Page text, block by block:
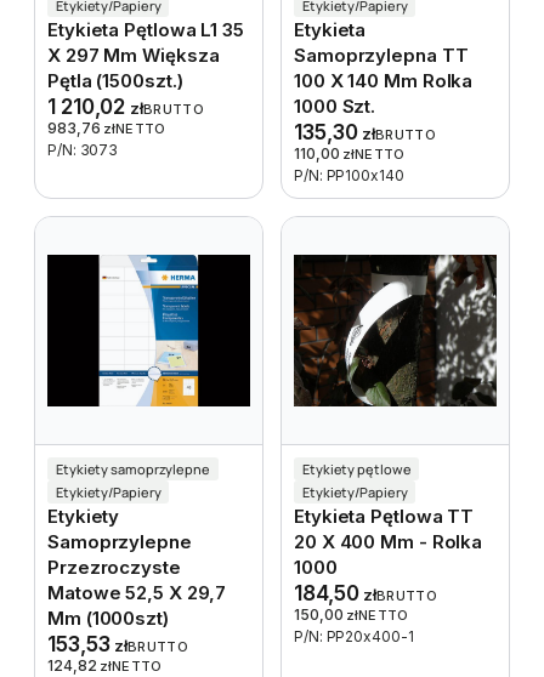
Etykiety/Papiery
Etykieta Pętlowa L1 35
X 297 Mm Większa
Pętla (1500szt.)
1 210,02 złBRUTTO
983,76 złNETTO
P/N: 3073
Etykiety/Papiery
Etykieta
Samoprzylepna TT
100 X 140 Mm Rolka
1000 Szt.
135,30 złBRUTTO
110,00 złNETTO
P/N: PP100x140
Etykiety samoprzylepne
Etykiety/Papiery
Etykiety
Samoprzylepne
Przezroczyste
Matowe 52,5 X 29,7
Mm (1000szt)
153,53 złBRUTTO
124,82 złNETTO
Etykiety pętlowe
Etykiety/Papiery
Etykieta Pętlowa TT
20 X 400 Mm - Rolka
1000
184,50 złBRUTTO
150,00 złNETTO
P/N: PP20x400-1